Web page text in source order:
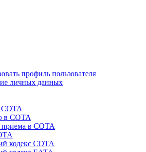
профиль пользователя
личных данных
СОТА
в СОТА
приема в СОТА
кодекс СОТА